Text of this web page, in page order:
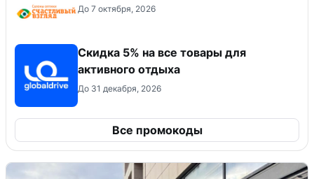
До 7 октября, 2026
Скидка 5% на все товары для
активного отдыха
До 31 декабря, 2026
Все промокоды